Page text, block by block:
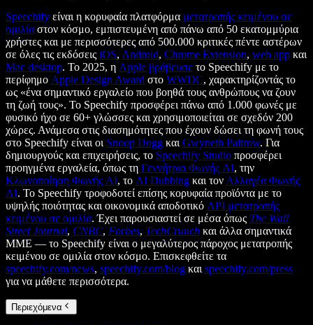
Speechify είναι η κορυφαία πλατφόρμα μετατροπής κειμένου σε
ομιλία στον κόσμο, εμπιστευμένη από πάνω από 50 εκατομμύρια
χρήστες και με περισσότερες από 500.000 κριτικές πέντε αστέρων
σε όλες τις εκδόσεις iOS, Android, Chrome Extension, web app και
Mac desktop. Το 2025, η Apple βράβευσε το Speechify με το
περίφημο Apple Design Award στο WWDC, χαρακτηρίζοντάς το
ως «ένα σημαντικό εργαλείο που βοηθά τους ανθρώπους να ζουν
τη ζωή τους». Το Speechify προσφέρει πάνω από 1.000 φωνές με
φυσικό ήχο σε 60+ γλώσσες και χρησιμοποιείται σε σχεδόν 200
χώρες. Ανάμεσα στις διασημότητες που έχουν δώσει τη φωνή τους
στο Speechify είναι οι Snoop Dogg και Gwyneth Paltrow. Για
δημιουργούς και επιχειρήσεις, το Speechify Studio προσφέρει
προηγμένα εργαλεία, όπως τη Γεννήτρια Φωνής AI, την
Κλωνοποίηση Φωνής AI, το AI Dubbing και τον Αλλαγέα Φωνής
AI. Το Speechify τροφοδοτεί επίσης κορυφαία προϊόντα με το
υψηλής ποιότητας και οικονομικά αποδοτικό API μετατροπής
κειμένου σε ομιλία. Έχει παρουσιαστεί σε μέσα όπως The Wall
Street Journal, CNBC, Forbes, TechCrunch και άλλα σημαντικά
ΜΜΕ — το Speechify είναι ο μεγαλύτερος πάροχος μετατροπής
κειμένου σε ομιλία στον κόσμο. Επισκεφθείτε τα
speechify.com/news, speechify.com/blog και speechify.com/press
για να μάθετε περισσότερα.
Περιεχόμενα